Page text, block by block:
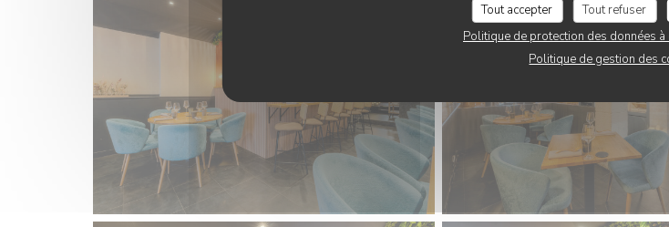
Tout accepter Tout refuser
Politique de protection des données
Politique de gestion des